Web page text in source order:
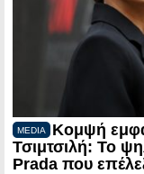
MEDIA
Κομψή
Τσιμτσιλή: Το
Prada που